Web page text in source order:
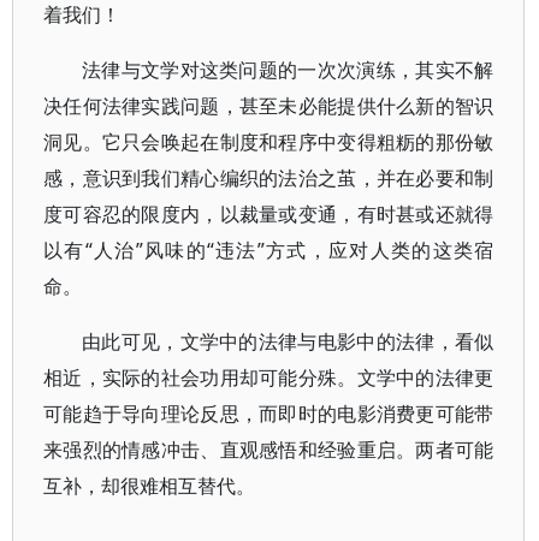
着我们！
法律与文学对这类问题的一次次演练，其实不解
决任何法律实践问题，甚至未必能提供什么新的智识
洞见。它只会唤起在制度和程序中变得粗粝的那份敏
感，意识到我们精心编织的法治之茧，并在必要和制
度可容忍的限度内，以裁量或变通，有时甚或还就得
以有“人治”风味的“违法”方式，应对人类的这类宿
命。
由此可见，文学中的法律与电影中的法律，看似
相近，实际的社会功用却可能分殊。文学中的法律更
可能趋于导向理论反思，而即时的电影消费更可能带
来强烈的情感冲击、直观感悟和经验重启。两者可能
互补，却很难相互替代。